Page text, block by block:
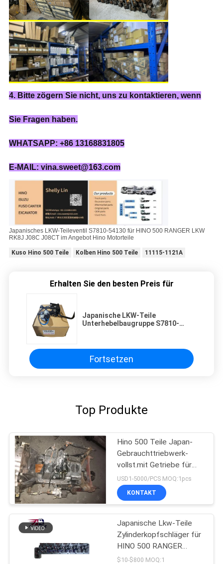
4. Bitte zögern Sie nicht, uns zu kontaktieren, wenn
Sie Fragen haben.
WHATSAPP: +86 13168831805
E-MAIL: vina.sweet@163.com
Japanisches LKW-Teileventil S7810-54130 für HINO 500 RANGER LKW
RK8J J08C J08CT im Angebot Hino Motorteile
Kuso Hino 500 Teile Kolben Hino 500 Teile 11115-1121A
Erhalten Sie den besten Preis für
Japanische LKW-Teile
Unterhebelbaugruppe S7810-
Hino Motorteile
Fortsetzen
Top Produkte
Hino 500 Teile Japan-
Gebrauchttriebwerk-
vollst.mit Getriebe für
gute Zustand HINO 500
Strecken-J08CT
USD1-5000/PCS MOQ:1pcs
KONTAKT
Japanische Lkw-Teile
Zylinderkopfschläger für
HINO 500 RANGER
J08C-UJ J08CT OEM
$10-$800 MOQ:1